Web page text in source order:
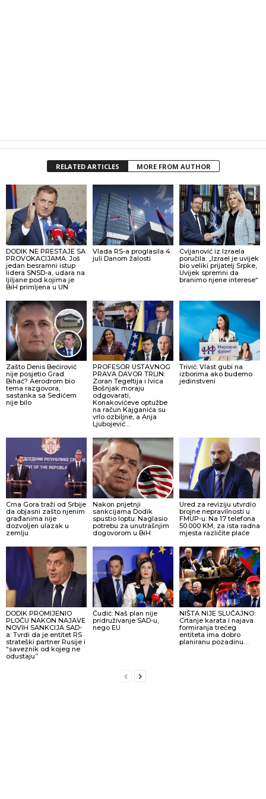
RELATED ARTICLES MORE FROM AUTHOR
DODIK NE PRESTAJE SA
PROVOKACIJAMA: Još
jedan besramni istup
lidera SNSD-a, udara na
ljiljane pod kojima je
BiH primljena u UN
Vlada RS-a proglasila 4.
juli Danom žalosti
Cvijanović iz Izraela
poručila: „Izrael je uvijek
bio veliki prijatelj Srpke,
Uvijek spremni da
branimo njene interese“
Zašto Denis Bećirović
nije posjetio Grad
Bihać? Aerodrom bio
tema razgovora,
sastanka sa Sedićem
nije bilo
PROFESOR USTAVNOG
PRAVA DAVOR TRLIN:
Zoran Tegeltija i Ivica
Bošnjak moraju
odgovarati,
Konakovićeve optužbe
na račun Kajganića su
vrlo ozbiljne, a Anja
Ljubojević…
Trivić: Vlast gubi na
izborima ako budemo
jedinstveni
Crna Gora traži od Srbije
da objasni zašto njenim
građanima nije
dozvoljen ulazak u
zemlju
Nakon prijetnji
sankcijama Dodik
spustio loptu: Naglasio
potrebu za unutrašnjim
dogovorom u BiH
Ured za reviziju utvrdio
brojne nepravilnosti u
FMUP-u: Na 17 telefona
50.000 KM, za ista radna
mjesta različite plaće
DODIK PROMIJENIO
PLOČU NAKON NAJAVE
NOVIH SANKCIJA SAD-
a: Tvrdi da je entitet RS
strateški partner Rusije i
“saveznik od kojeg ne
odustaju”
Ćudić: Naš plan nije
pridruživanje SAD-u,
nego EU
NIŠTA NIJE SLUČAJNO:
Crtanje karata i najava
formiranja trećeg
entiteta ima dobro
planiranu pozadinu…